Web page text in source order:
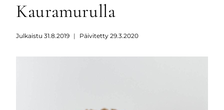
Kauramurulla
Julkaistu 31.8.2019 Päivitetty 29.3.2020